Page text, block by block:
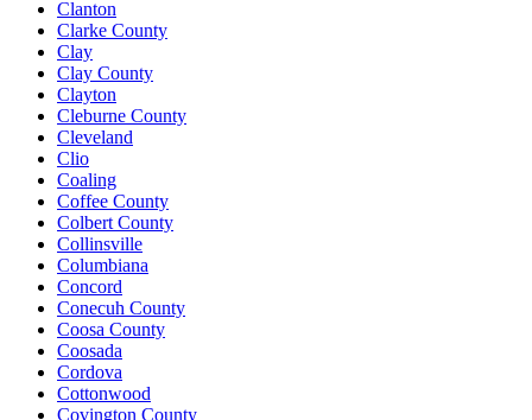
Clanton
Clarke County
Clay
Clay County
Clayton
Cleburne County
Cleveland
Clio
Coaling
Coffee County
Colbert County
Collinsville
Columbiana
Concord
Conecuh County
Coosa County
Coosada
Cordova
Cottonwood
Covington County